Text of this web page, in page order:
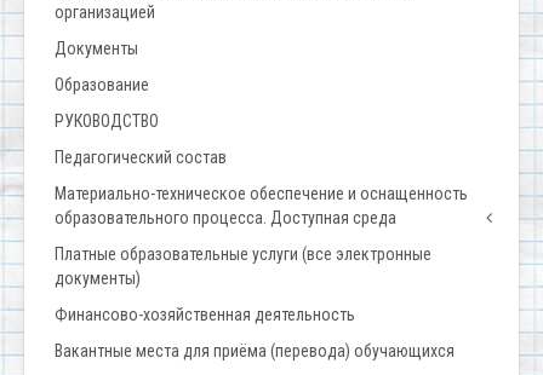
организацией
Документы
Образование
РУКОВОДСТВО
Педагогический состав
Материально-техническое обеспечение и оснащенность
образовательного процесса. Доступная среда
Платные образовательные услуги (все электронные
документы)
Финансово-хозяйственная деятельность
Вакантные места для приёма (перевода) обучающихся